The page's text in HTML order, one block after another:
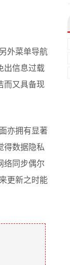
外菜单导航
出信息过载
而又具备现
亦拥有显著
得数据隐私
络同步偶尔
更新之时能